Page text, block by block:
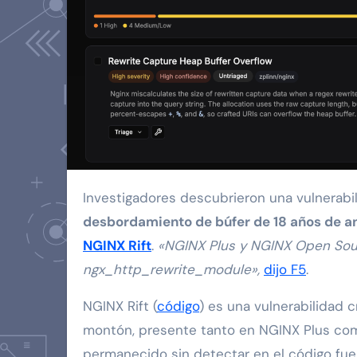
Investigadores descubrieron una
desbordamiento de búfer de 18 años de
NGINX Rift. «NGINX Plus y NGINX Open
ngx_http_rewrite_module», dijo F5.
NGINX Rift (código) es una vulnerabilidad
montón, presente tanto en NGINX Plus